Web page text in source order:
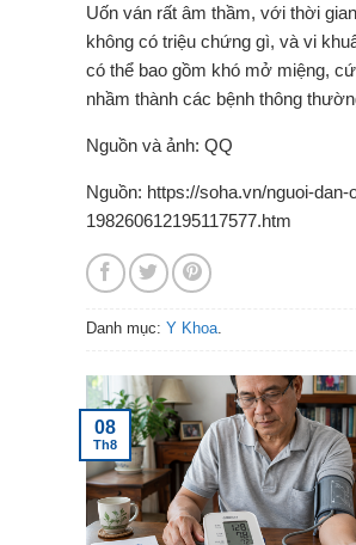
Uốn ván rất âm thầm, với thời
không có triệu chứng gì, và vi
có thể bao gồm khó mở miệng,
nhầm thành các bệnh thông
Nguồn và ảnh: QQ
Nguồn: https://soha.vn/nguoi-
198260612195117577.htm
Danh mục: Y Khoa.
08
Th8